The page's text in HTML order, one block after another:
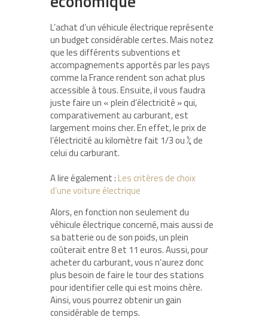
L’achat d’un véhicule électrique représente
un budget considérable certes. Mais notez
que les différents subventions et
accompagnements apportés par les pays
comme la France rendent son achat plus
accessible à tous. Ensuite, il vous faudra
juste faire un « plein d’électricité » qui,
comparativement au carburant, est
largement moins cher. En effet, le prix de
l’électricité au kilomètre fait 1/3 ou ¼ de
celui du carburant.
A lire également : Les critères de choix
d’une voiture électrique
Alors, en fonction non seulement du
véhicule électrique concerné, mais aussi de
sa batterie ou de son poids, un plein
coûterait entre 8 et 11 euros. Aussi, pour
acheter du carburant, vous n’aurez donc
plus besoin de faire le tour des stations
pour identifier celle qui est moins chère.
Ainsi, vous pourrez obtenir un gain
considérable de temps.